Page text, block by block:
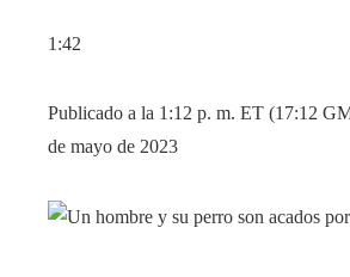
1:42
Publicado a la 1:12 p. m. ET (17:12
de mayo de 2023